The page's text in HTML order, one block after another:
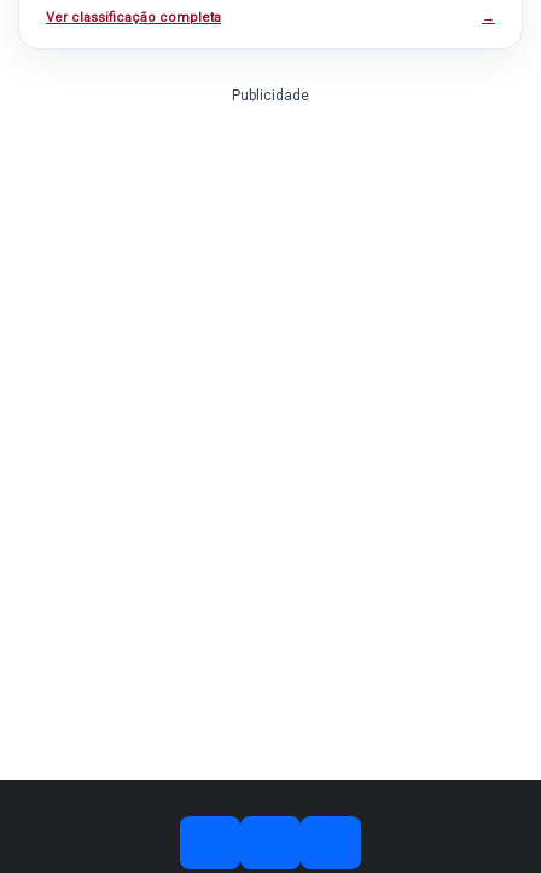
Ver classificação completa →
Publicidade